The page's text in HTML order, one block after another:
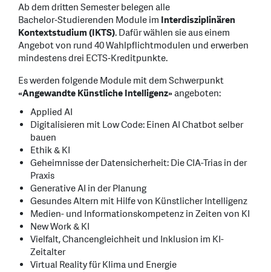
Ab dem dritten Semester belegen alle
Bachelor‑Studierenden Module im Interdisziplinären
Kontextstudium (IKTS). Dafür wählen sie aus einem
Angebot von rund 40 Wahlpflichtmodulen und erwerben
mindestens drei ECTS‑Kreditpunkte.
Es werden folgende Module mit dem Schwerpunkt
«Angewandte Künstliche Intelligenz»angeboten:
Applied AI
Digitalisieren mit Low Code: Einen AI Chatbot selber
bauen
Ethik & KI
Geheimnisse der Datensicherheit: Die CIA-Trias in der
Praxis
Generative AI in der Planung
Gesundes Altern mit Hilfe von Künstlicher Intelligenz
Medien- und Informationskompetenz in Zeiten von KI
New Work & KI
Vielfalt, Chancengleichheit und Inklusion im KI-
Zeitalter
Virtual Reality für Klima und Energie